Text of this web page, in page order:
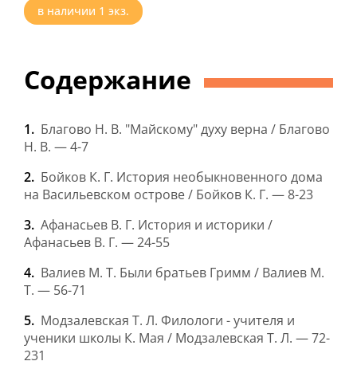
в наличии 1 экз.
Содержание
Благово Н. В. "Майскому" духу верна / Благово
Н. В. — 4-7
Бойков К. Г. История необыкновенного дома
на Васильевском острове / Бойков К. Г. — 8-23
Афанасьев В. Г. История и историки /
Афанасьев В. Г. — 24-55
Валиев М. Т. Были братьев Гримм / Валиев М.
Т. — 56-71
Модзалевская Т. Л. Филологи - учителя и
ученики школы К. Мая / Модзалевская Т. Л. — 72-
231